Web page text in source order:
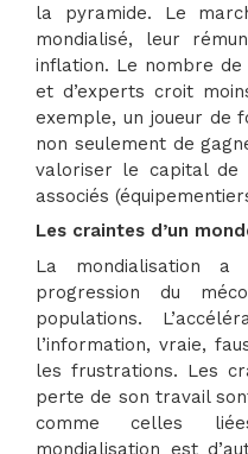
la pyramide. Le
mondialisé, leur
inflation. Le nombre
et d’experts croit
exemple, un joueur de
non seulement de
valoriser le capital
associés
Les craintes d’un
La mondialisation a
progression du
populations.
l’information, vraie,
les frustrations. Les
perte de son travail
comme celles
mondialisation est